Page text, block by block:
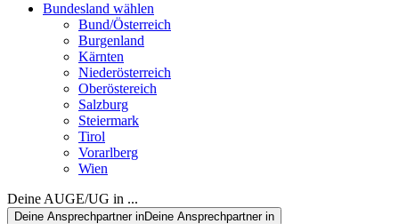
Bundesland wählen
Bund/Österreich
Burgenland
Kärnten
Niederösterreich
Oberöstereich
Salzburg
Steiermark
Tirol
Vorarlberg
Wien
Deine AUGE/UG in ...
Deine Ansprechpartner inDeine Ansprechpartner in